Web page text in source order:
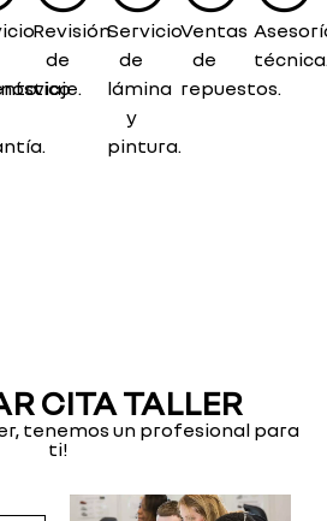
Revisión
de
viaje.
Servicio
de
lámina
y
pintura.
Ventas
de
repuestos.
CITA TALLER
tenemos un profesional para
ti!